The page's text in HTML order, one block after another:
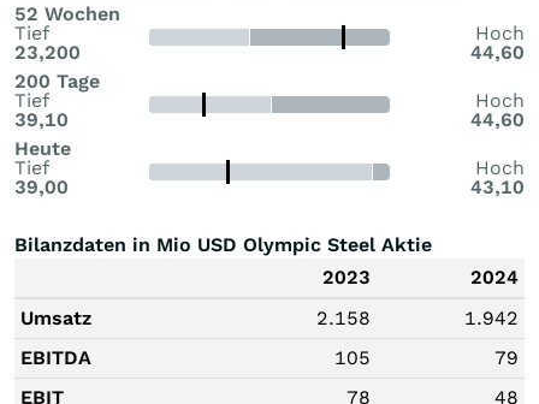
52 Wochen
Tief
23,200
Hoch
44,60
200 Tage
Tief
39,10
Hoch
44,60
Heute
Tief
39,00
Hoch
43,10
Bilanzdaten in Mio USD Olympic Steel Aktie
2023
2024
Umsatz
2.158
1.942
EBITDA
105
79
EBIT
78
48